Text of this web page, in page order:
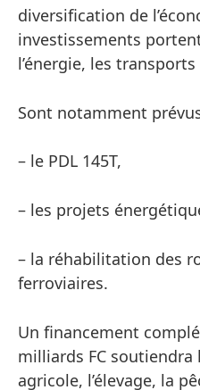
diversification de
investissements
l’énergie, les
Sont notamment
– le PDL 145T,
– les projets
– la réhabilitation des
ferroviaires.
Un financement
milliards FC soutiendra
agricole, l’élevage, la